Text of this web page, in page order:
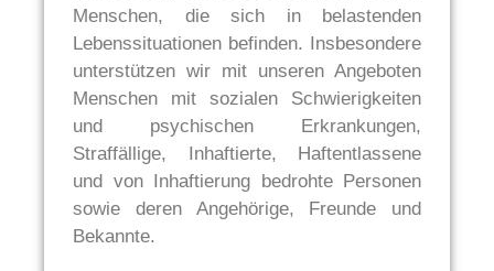
Menschen, die sich in belastenden
Lebenssituationen befinden. Insbesondere
unterstützen wir mit unseren Angeboten
Menschen mit sozialen Schwierigkeiten
und psychischen Erkrankungen,
Straffällige, Inhaftierte, Haftentlassene
und von Inhaftierung bedrohte Personen
sowie deren Angehörige, Freunde und
Bekannte.